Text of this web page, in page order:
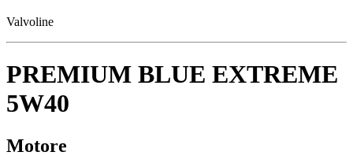
Valvoline
PREMIUM BLUE EXTREME
5W40
Motore